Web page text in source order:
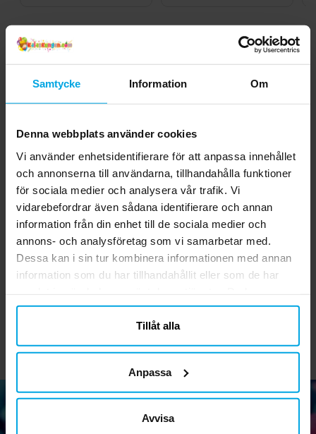
Samtycke Information Om
Denna webbplats använder cookies
Vi använder enhetsidentifierare för att anpassa innehållet
och annonserna till användarna, tillhandahålla funktioner
för sociala medier och analysera vår trafik. Vi
vidarebefordrar även sådana identifierare och annan
information från din enhet till de sociala medier och
annons- och analysföretag som vi samarbetar med.
Dessa kan i sin tur kombinera informationen med annan
information som du har tillhandahållit eller som de har
närsomhelst ändra ditt samtycke.
Tillåt alla
Anpassa
Avvisa
Paw Patrol Scratchbook
Nuvarande pris:
59,00 kr Tidigare pris :
59,00 kr 79,00 kr
Piratflaggirlang 4 meter
Pris:39,00 kr
39,00 kr